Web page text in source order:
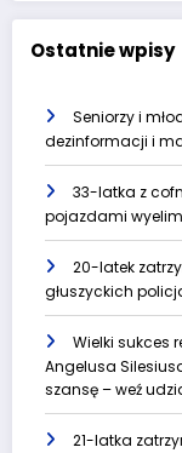
Ostatnie wpisy
Seniorzy i
dezinformacji i
33-latka z
pojazdami
20-latek
głuszyckich
Wielki sukces
Angelusa
szansę – weź
21-latka